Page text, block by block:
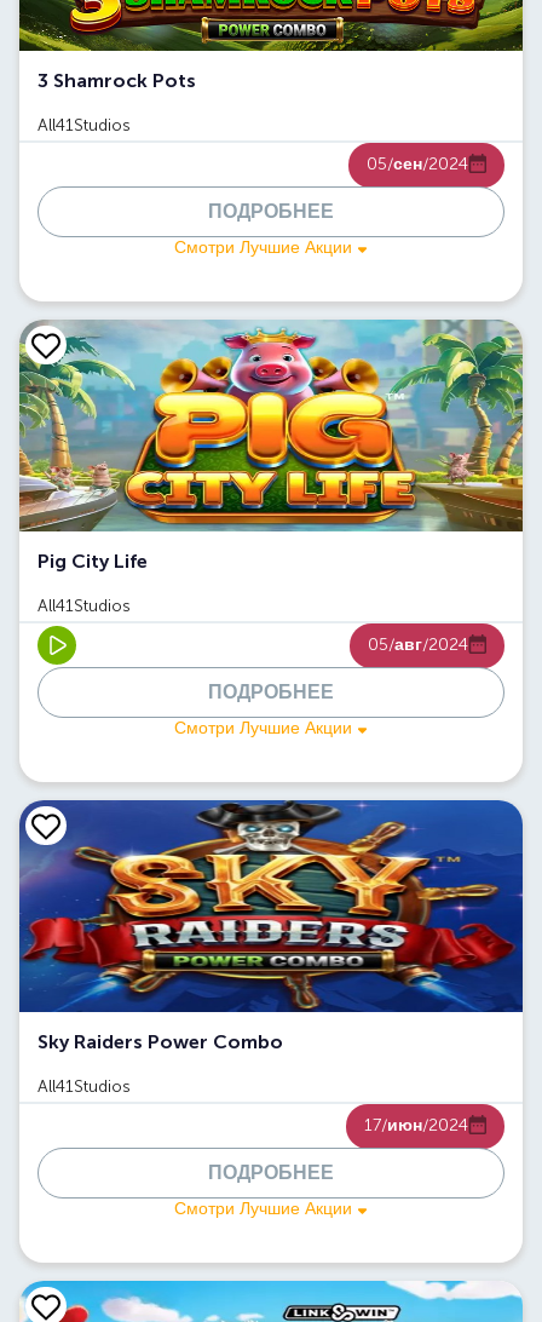
3 Shamrock Pots
All41Studios
05/сен/2024
ПОДРОБНЕЕ
Смотри Лучшие Акции
Pig City Life
All41Studios
05/авг/2024
ПОДРОБНЕЕ
Смотри Лучшие Акции
Sky Raiders Power Combo
All41Studios
17/июн/2024
ПОДРОБНЕЕ
Смотри Лучшие Акции